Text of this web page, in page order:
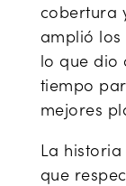
cobertura
amplió los
lo que dio
tiempo
mejores
La
que